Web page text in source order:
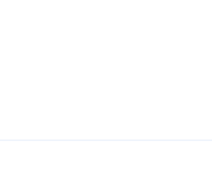
sebagai belon kecil yang perlu
dimainkan - bolehkah anda terbang